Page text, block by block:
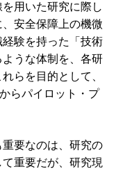
用いた研究に際し
安全保障上の機微
験を持った「技術
うな体制を、各研
らを目的として、
らパイロット・プ
要なのは、研究の
重要だが、研究現